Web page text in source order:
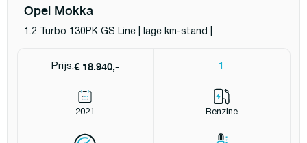
Opel Mokka
1.2 Turbo 130PK GS Line | lage km-stand |
Prijs:€ 18.940,- 1
2021 Benzine